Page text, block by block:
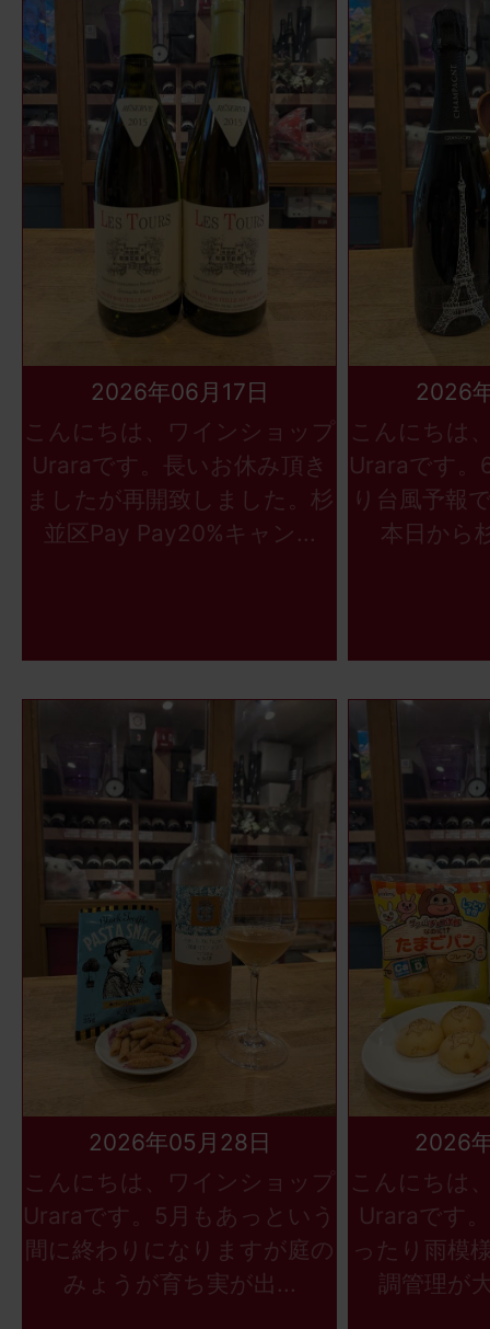
2026年06月17日
こんにちは、ワインショップ
Uraraです。長いお休み頂き
ましたが再開致しました。杉
並区Pay Pay20%キャン...
2026
こんにちは
Uraraです。
り台風予報
本日から
2026年05月28日
こんにちは、ワインショップ
Uraraです。5月もあっという
間に終わりになりますが庭の
みょうが育ち実が出...
2026
こんにちは
Uraraです
ったり雨模
調管理が